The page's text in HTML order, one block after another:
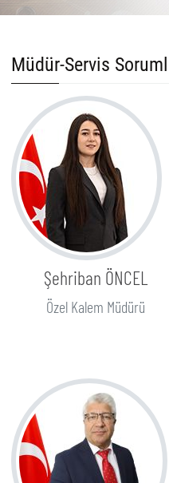
Müdür-Servis
Şehriban ÖNCEL
Özel Kalem Müdürü